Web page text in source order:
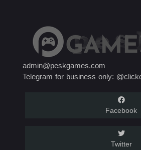
admin@peskgames.com
Telegram for business only:
Facebook
Twitter